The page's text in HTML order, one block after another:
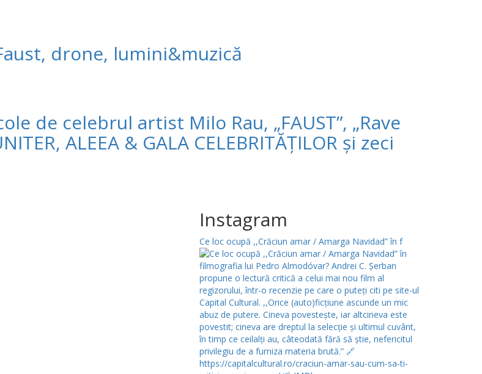
drone, lumini&muzică
de celebrul artist Milo Rau, „FAUST”, „Rave
ALEEA & GALA CELEBRITĂȚILOR și zeci
Instagram
Ce loc ocupă ,,Crăciun amar / Amarga Navidad” în f